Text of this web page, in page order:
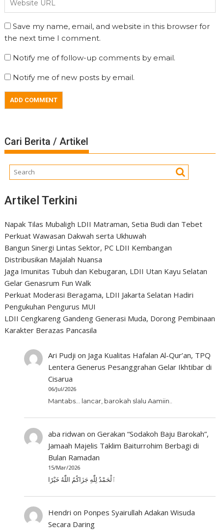
Save my name, email, and website in this browser for
the next time I comment.
Notify me of follow-up comments by email.
Notify me of new posts by email.
Cari Berita / Artikel
Artikel Terkini
Napak Tilas Mubaligh LDII Matraman, Setia Budi dan Tebet
Perkuat Wawasan Dakwah serta Ukhuwah
Bangun Sinergi Lintas Sektor, PC LDII Kembangan
Distribusikan Majalah Nuansa
Jaga Imunitas Tubuh dan Kebugaran, LDII Utan Kayu Selatan
Gelar Genasrum Fun Walk
Perkuat Moderasi Beragama, LDII Jakarta Selatan Hadiri
Pengukuhan Pengurus MUI
LDII Cengkareng Gandeng Generasi Muda, Dorong Pembinaan
Karakter Berazas Pancasila
Ari Pudji on Jaga Kualitas Hafalan Al-Qur’an, TPQ
Lentera Generus Pesanggrahan Gelar Ikhtibar di
Cisarua
06/Jul/2026
Mantabs... lancar, barokah slalu Aamiin..
aba ridwan onGerakan “Sodakoh Baju Barokah”,
Jamaah Majelis Taklim Baiturrohim Berbagi di
Bulan Ramadan
15/Mar/2026
ٱلْحَمْدُ لِلّٰهِ جَزَاكُمُ اللّٰهُ خَيْرًا
Hendri on Ponpes Syairullah Adakan Wisuda
Secara Daring